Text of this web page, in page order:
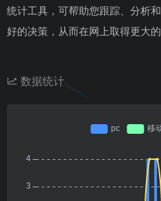
统计工具，可帮助您跟踪、分析
好的决策，从而在网上取得更大的
数据统计